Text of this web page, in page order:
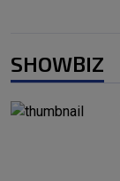
SHOWBIZ